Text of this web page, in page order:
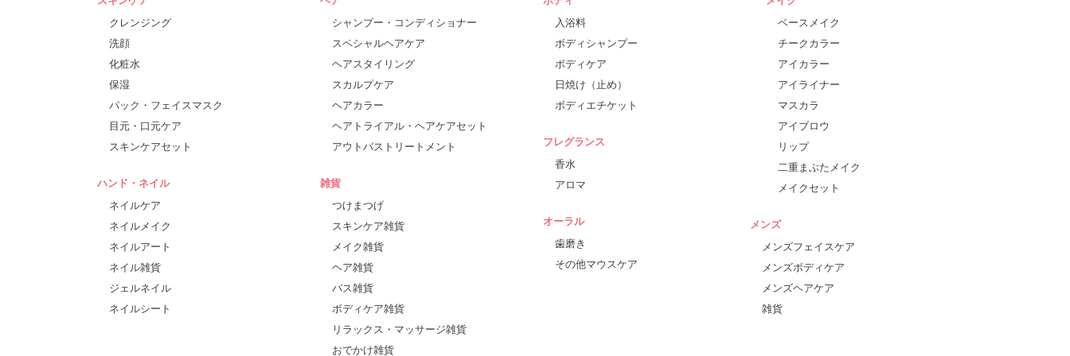
クレンジング
洗顔
化粧水
保湿
パック・フェイスマスク
目元・口元ケア
スキンケアセット
シャンプー・コンディショナー
スペシャルヘアケア
ヘアスタイリング
スカルプケア
ヘアカラー
ヘアトライアル・ヘアケアセット
アウトバストリートメント
入浴料
ボディシャンプー
ボディケア
日焼け（止め）
ボディエチケット
ベースメイク
チークカラー
アイカラー
アイライナー
マスカラ
アイブロウ
リップ
二重まぶたメイク
メイクセット
フレグランス
香水
アロマ
ハンド・ネイル
ネイルケア
ネイルメイク
ネイルアート
ネイル雑貨
ジェルネイル
ネイルシート
雑貨
つけまつげ
スキンケア雑貨
メイク雑貨
ヘア雑貨
バス雑貨
ボディケア雑貨
リラックス・マッサージ雑貨
おでかけ雑貨
オーラル
歯磨き
その他マウスケア
メンズ
メンズフェイスケア
メンズボディケア
メンズヘアケア
雑貨